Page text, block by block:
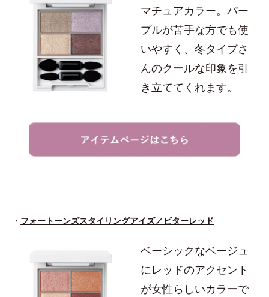
マチュアカラー。パー
プルが苦手な方でも使
いやすく、冬タイプさ
んのクールな印象を引
き立ててくれます。
・ フォートーンズスタイリングアイズ／ビターレッド
ベーシックなベージュ
にレッドのアクセント
が女性らしいカラーで